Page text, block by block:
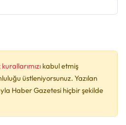
kabul etmiş
üstleniyorsunuz. Yazılan
Haber Gazetesi hiçbir şekilde